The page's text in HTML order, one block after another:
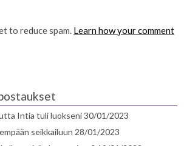
to reduce spam. Learn how your comment
Intia tuli luokseni30/01/2023
seikkailuun 28/01/2023